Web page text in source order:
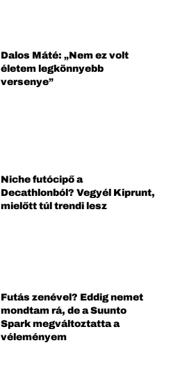
Dalos Máté: „Nem ez volt
életem legkönnyebb
versenye”
Niche futócipő a
Decathlonból? Vegyél Kiprunt,
mielőtt túl trendi lesz
Futás zenével? Eddig nemet
mondtam rá, de a Suunto
Spark megváltoztatta a
véleményem